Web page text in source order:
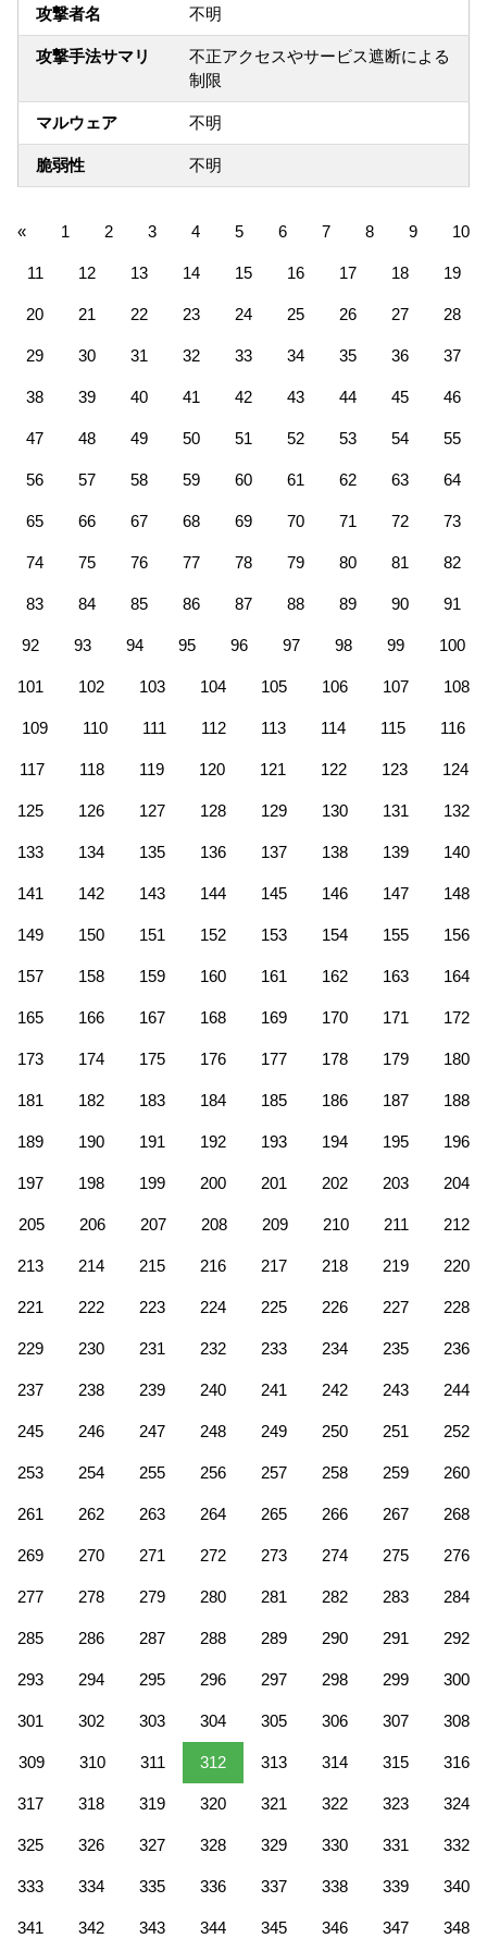
攻撃者名 不明
攻撃手法サマリ
不正アクセスやサービス遮断による
制限
マルウェア 不明
脆弱性 不明
« 1 2 3 4 5 6 7 8 9 10
11 12 13 14 15 16 17 18 19
20 21 22 23 24 25 26 27 28
29 30 31 32 33 34 35 36 37
38 39 40 41 42 43 44 45 46
47 48 49 50 51 52 53 54 55
56 57 58 59 60 61 62 63 64
65 66 67 68 69 70 71 72 73
74 75 76 77 78 79 80 81 82
83 84 85 86 87 88 89 90 91
92 93 94 95 96 97 98 99 100
101 102 103 104 105 106 107 108
109 110 111 112 113 114 115 116
117 118 119 120 121 122 123 124
125 126 127 128 129 130 131 132
133 134 135 136 137 138 139 140
141 142 143 144 145 146 147 148
149 150 151 152 153 154 155 156
157 158 159 160 161 162 163 164
165 166 167 168 169 170 171 172
173 174 175 176 177 178 179 180
181 182 183 184 185 186 187 188
189 190 191 192 193 194 195 196
197 198 199 200 201 202 203 204
205 206 207 208 209 210 211 212
213 214 215 216 217 218 219 220
221 222 223 224 225 226 227 228
229 230 231 232 233 234 235 236
237 238 239 240 241 242 243 244
245 246 247 248 249 250 251 252
253 254 255 256 257 258 259 260
261 262 263 264 265 266 267 268
269 270 271 272 273 274 275 276
277 278 279 280 281 282 283 284
285 286 287 288 289 290 291 292
293 294 295 296 297 298 299 300
301 302 303 304 305 306 307 308
309 310 311 312 313 314 315 316
317 318 319 320 321 322 323 324
325 326 327 328 329 330 331 332
333 334 335 336 337 338 339 340
341 342 343 344 345 346 347 348